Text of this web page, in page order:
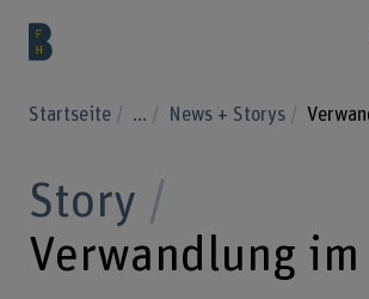
Startseite ... News + Storys
Story
Verwandlung im